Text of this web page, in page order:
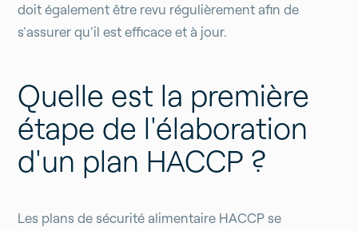
doit également être revu régulièrement afin de
s'assurer qu'il est efficace et à jour.
Quelle est la première
étape de l'élaboration
d'un plan HACCP ?
Les plans de sécurité alimentaire HACCP se